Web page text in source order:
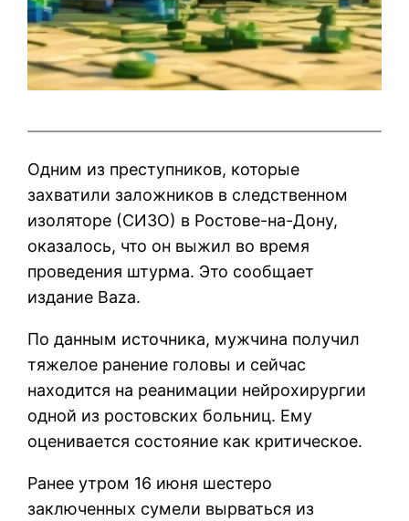
Одним из преступников, которые
захватили заложников в следственном
изоляторе (СИЗО) в Ростове-на-Дону,
оказалось, что он выжил во время
проведения штурма. Это сообщает
издание Baza.
По данным источника, мужчина получил
тяжелое ранение головы и сейчас
находится на реанимации нейрохирургии
одной из ростовских больниц. Ему
оценивается состояние как критическое.
Ранее утром 16 июня шестеро
заключенных сумели вырваться из